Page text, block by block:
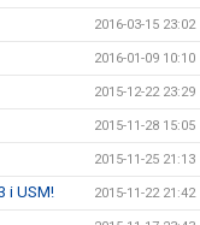
2016-03-15 23:02
2016-01-09 10:10
2015-12-22 23:29
2015-11-28 15:05
2015-11-25 21:13
i USM! 2015-11-22 21:42